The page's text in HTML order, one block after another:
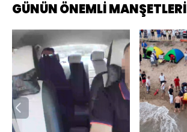
GÜNÜN ÖNEMLİ MANŞETLERİ